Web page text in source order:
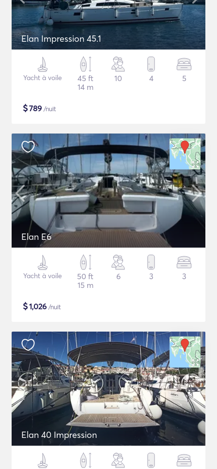
Elan Impression 45.1
Yacht à voile
45 ft
14 m
10 4 5
$789 /nuit
Elan E6
Yacht à voile
50 ft
15 m
6 3 3
$1,026 /nuit
Elan 40 Impression